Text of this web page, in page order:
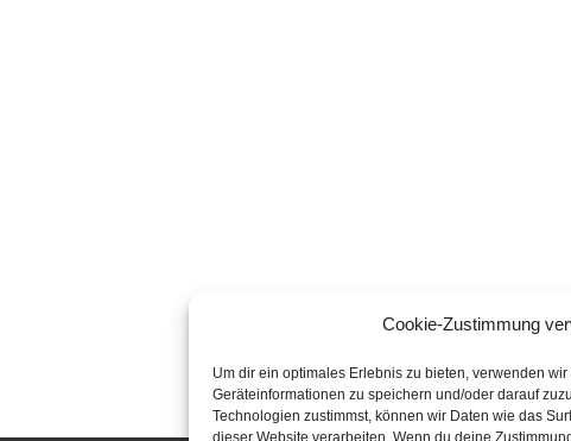
Cookie-Zustimmung
Um dir ein optimales Erlebnis zu bieten, verwenden
Geräteinformationen zu speichern und/oder darauf
Technologien zustimmst, können wir Daten wie das